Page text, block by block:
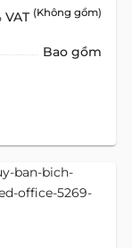
VAT (Không gồm)
Bao gồm